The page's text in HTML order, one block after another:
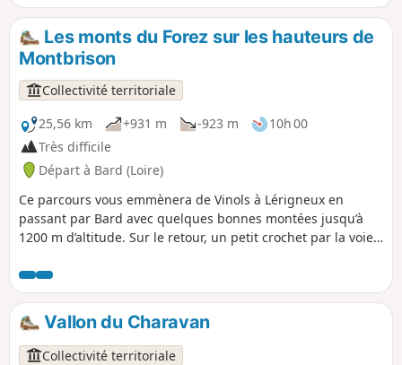
Les monts du Forez sur les hauteurs de
Montbrison
Collectivité territoriale
25,56 km
+931 m -923 m
10h 00
Très difficile
Départ à Bard (Loire)
Ce parcours vous emmènera de Vinols à Lérigneux en
passant par Bard avec quelques bonnes montées jusqu’à
1200 m d’altitude. Sur le retour, un petit crochet par la voie
plaine du Forez.
Vallon du Charavan
Collectivité territoriale